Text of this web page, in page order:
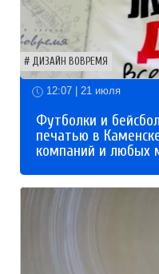
ДИЗАЙН ВОВРЕМЯ
12:07 | 21 июля
Футболки и
печатью в
компаний и любых